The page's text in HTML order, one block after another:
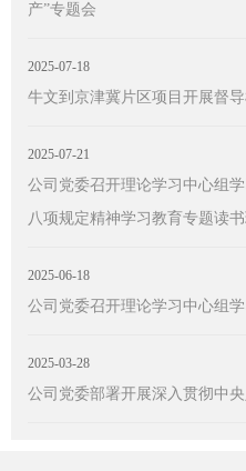
产”专题会
2025-07-18
牛文到京津冀片区项目开展督
2025-07-21
公司党委召开理论学习中心组
八项规定精神学习教育专题读
2025-06-18
公司党委召开理论学习中心组
2025-03-28
公司党委部署开展深入贯彻中